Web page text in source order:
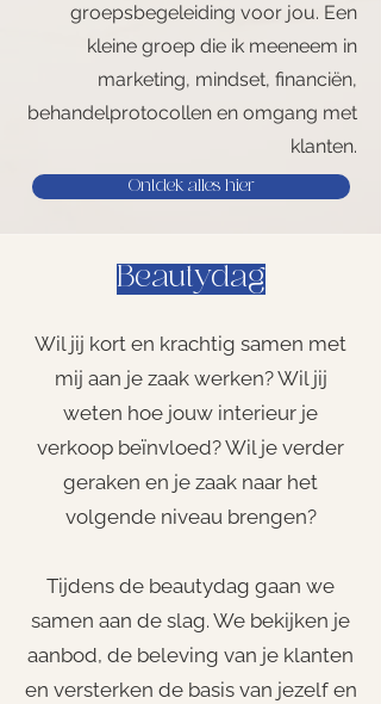
groepsbegeleiding voor jou. Een
kleine groep die ik meeneem in
marketing, mindset, financiën,
behandelprotocollen en omgang met
klanten.
Ontdek alles hier
Beautydag
Wil jij kort en krachtig samen met
mij aan je zaak werken? Wil jij
weten hoe jouw interieur je
verkoop beïnvloed? Wil je verder
geraken en je zaak naar het
volgende niveau brengen?
Tijdens de beautydag gaan we
samen aan de slag. We bekijken je
aanbod, de beleving van je klanten
en versterken de basis van jezelf en